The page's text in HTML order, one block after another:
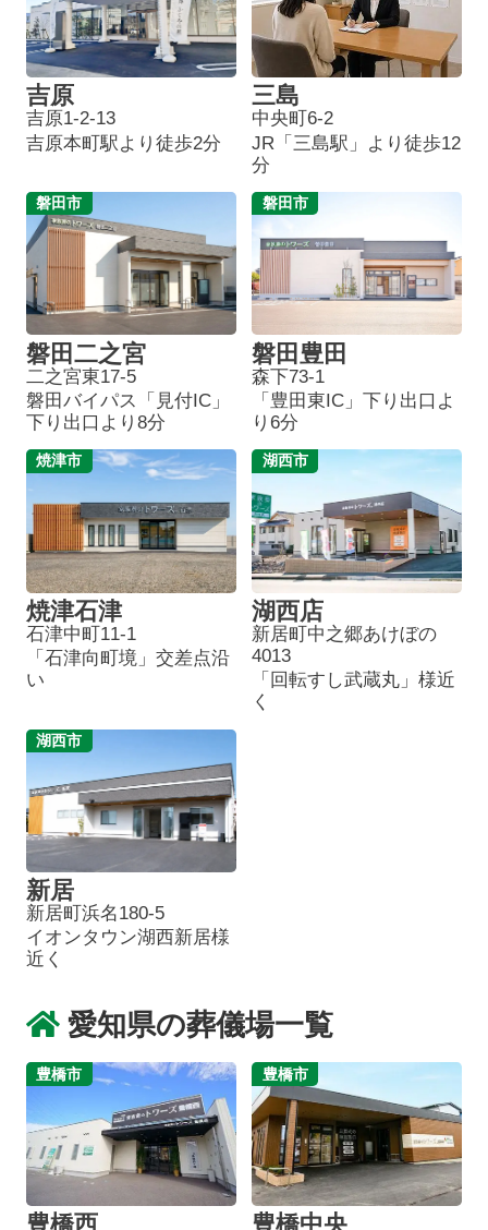
吉原
吉原1-2-13
吉原本町駅より徒歩2分
三島
中央町6-2
JR「三島駅」より徒歩12
分
磐田市
磐田二之宮
二之宮東17-5
磐田バイパス「見付IC」
下り出口より8分
磐田市
磐田豊田
森下73-1
「豊田東IC」下り出口よ
り6分
焼津市
焼津石津
石津中町11-1
「石津向町境」交差点沿
い
湖西市
湖西店
新居町中之郷あけぼの
4013
「回転すし武蔵丸」様近
く
湖西市
新居
新居町浜名180-5
イオンタウン湖西新居様
近く
愛知県の葬儀場一覧
豊橋市
豊橋西
豊橋市
豊橋中央
葬儀プランが お得な会員価格!